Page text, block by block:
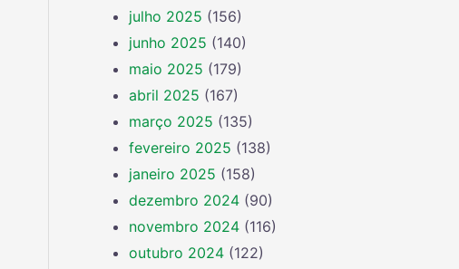
julho 2025 (156)
junho 2025 (140)
maio 2025 (179)
abril 2025 (167)
março 2025 (135)
fevereiro 2025 (138)
janeiro 2025 (158)
dezembro 2024 (90)
novembro 2024 (116)
outubro 2024 (122)